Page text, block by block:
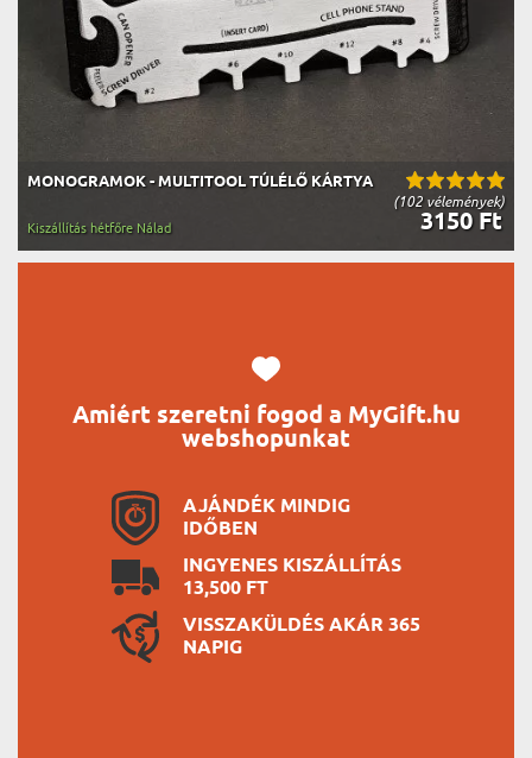
(102 vélemények)
MONOGRAMOK - MULTITOOL TÚLÉLŐ KÁRTYA
3150 Ft
Kiszállítás hétfőre Nálad
Amiért szeretni fogod a MyGift.hu
webshopunkat
AJÁNDÉK MINDIG
IDŐBEN
INGYENES KISZÁLLÍTÁS
13,500 FT
VISSZAKÜLDÉS AKÁR 365
NAPIG